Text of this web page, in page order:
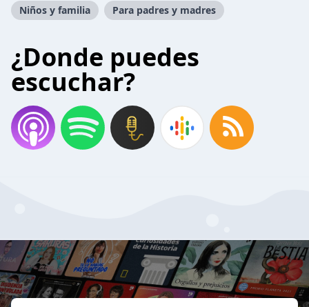
Niños y familia Para padres y madres
¿Donde puedes
escuchar?